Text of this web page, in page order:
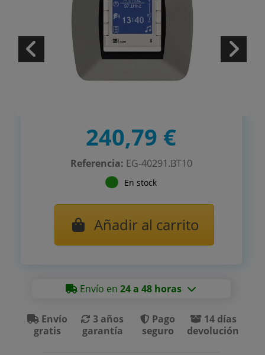
240,79 €
Referencia: EG-40291.BT10
En stock
Añadir al carrito
Envío en24 a 48 horas
Envío
gratis
3 años
garantía
Pago
seguro
14 días
devolución